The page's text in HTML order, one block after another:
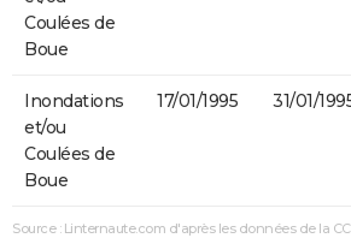
Coulées de
Boue
Inondations
et/ou
Coulées de
Boue
17/01/1995 31/01/
Source : Linternaute.com d'après les données de la